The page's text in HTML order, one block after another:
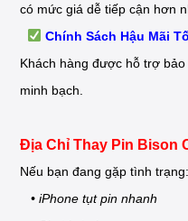
có mức giá dễ tiếp cận hơn
Chính Sách Hậu Mãi
Khách hàng được hỗ trợ
minh bạch.
Địa Chỉ Thay Pin Bison
Nếu bạn đang gặp tình trạng:
• iPhone tụt pin nhanh